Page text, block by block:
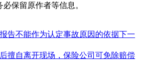
保留原作者等信息。
告不能作为认定事故原因的依据下一
擅自离开现场，保险公司可免除赔偿